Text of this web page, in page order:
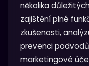
několika
zajištění plné
zkušenosti,
prevenci
marketingové